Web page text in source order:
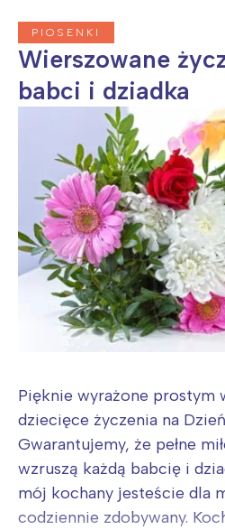
PIOSENKI
Wierszowane
babci i dziadka
Pięknie wyrażone prostym
dziecięce życzenia na
Gwarantujemy, że pełne
wzruszą każdą babcię i
mój kochany jesteście dla
codziennie zdobywany.